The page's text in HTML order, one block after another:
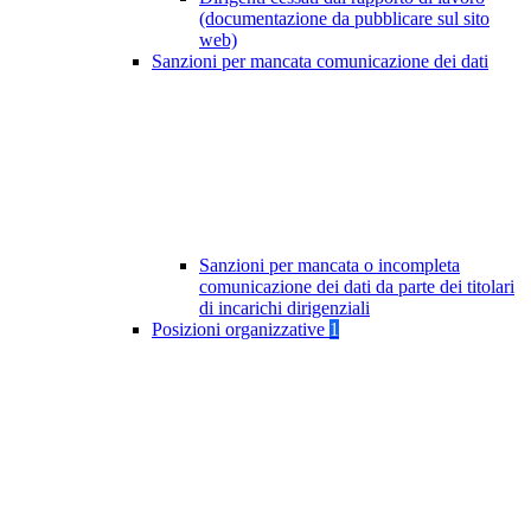
(documentazione da pubblicare sul sito
web)
Sanzioni per mancata comunicazione dei dati
Sanzioni per mancata o incompleta
comunicazione dei dati da parte dei titolari
di incarichi dirigenziali
Posizioni organizzative 1